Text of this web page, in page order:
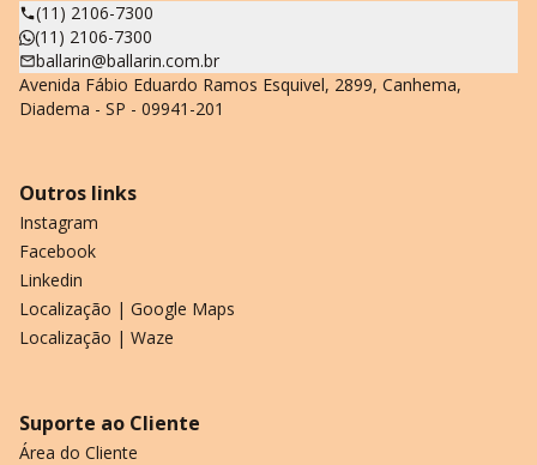
(11) 2106-7300
(11) 2106-7300
ballarin@ballarin.com.br
Avenida Fábio Eduardo Ramos Esquivel, 2899, Canhema,
Diadema - SP - 09941-201
Outros links
Instagram
Facebook
Linkedin
Localização | Google Maps
Localização | Waze
Suporte ao Cliente
Área do Cliente